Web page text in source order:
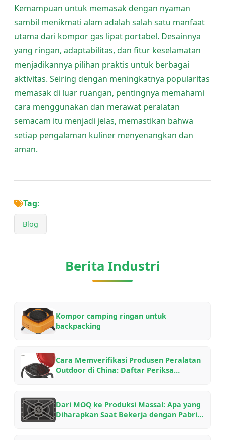
Kemampuan untuk memasak dengan nyaman
sambil menikmati alam adalah salah satu manfaat
utama dari kompor gas lipat portabel. Desainnya
yang ringan, adaptabilitas, dan fitur keselamatan
menjadikannya pilihan praktis untuk berbagai
aktivitas. Seiring dengan meningkatnya popularitas
memasak di luar ruangan, pentingnya memahami
cara menggunakan dan merawat peralatan
semacam itu menjadi jelas, memastikan bahwa
setiap pengalaman kuliner menyenangkan dan
aman.
Tag:
Blog
Berita Industri
Kompor camping ringan untuk
backpacking
Cara Memverifikasi Produsen Peralatan
Outdoor di China: Daftar Periksa
Dari MOQ ke Produksi Massal: Apa yang
Diharapkan Saat Bekerja dengan Pabrik